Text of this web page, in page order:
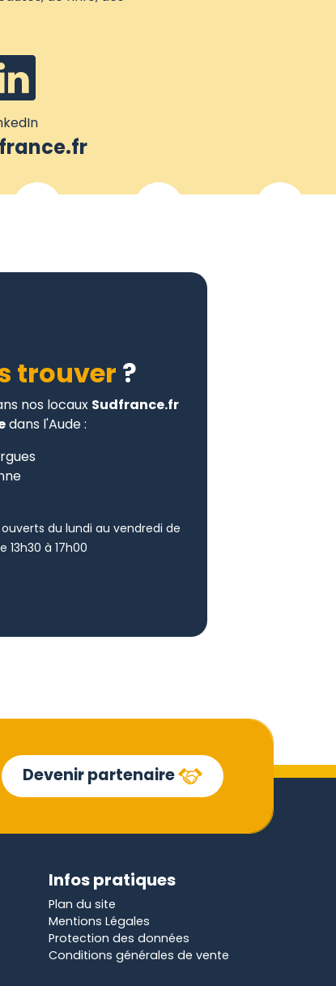
trouver ?
nos locaux Sudfrance.fr
dans l'Aude :
du lundi au vendredi de
13h30 à 17h00
Devenir partenaire
Infos pratiques
Plan du site
Mentions Légales
Protection des données
Conditions générales de vente